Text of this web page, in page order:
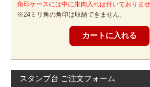
角印ケースには中に朱肉入れは付いておりませ
※24ミリ角の角印は収納できません。
スタンプ台 ご注文フォーム